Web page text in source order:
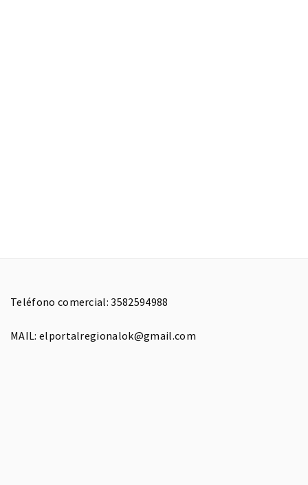
Teléfono comercial: 3582594988
MAIL: elportalregionalok@gmail.com